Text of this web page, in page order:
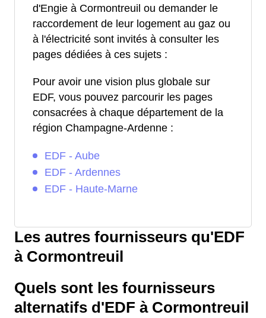
d'Engie à Cormontreuil ou demander le
raccordement de leur logement au gaz ou
à l'électricité sont invités à consulter les
pages dédiées à ces sujets :
Pour avoir une vision plus globale sur
EDF, vous pouvez parcourir les pages
consacrées à chaque département de la
région Champagne-Ardenne :
EDF - Aube
EDF - Ardennes
EDF - Haute-Marne
Les autres fournisseurs qu'EDF
à Cormontreuil
Quels sont les fournisseurs
alternatifs d'EDF à Cormontreuil